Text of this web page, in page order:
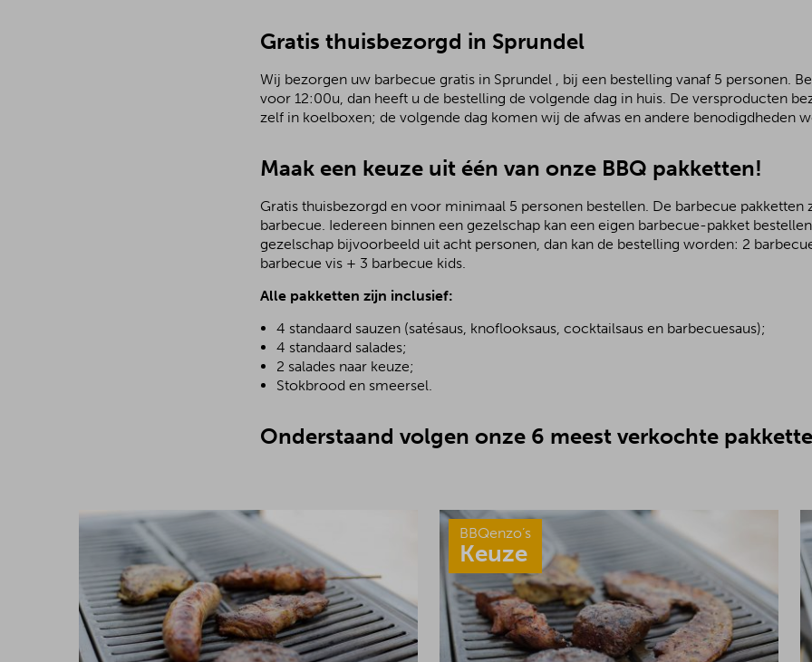
Gratis thuisbezorgd in Sprundel
Wij bezorgen uw barbecue gratis in Sprundel , bij een bestelling vanaf 5 personen.
voor 12:00u, dan heeft u de bestelling de volgende dag in huis. De versproducten
zelf in koelboxen; de volgende dag komen wij de afwas en andere benodigdheden
Maak een keuze uit één van onze BBQ pakketten!
Gratis thuisbezorgd en voor minimaal 5 personen bestellen. De barbecue pakketten
barbecue. Iedereen binnen een gezelschap kan een eigen barbecue-pakket
gezelschap bijvoorbeeld uit acht personen, dan kan de bestelling worden: 2
barbecue vis + 3 barbecue kids.
Alle pakketten zijn inclusief:
4 standaard sauzen (satésaus, knoflooksaus, cocktailsaus en barbecuesaus);
4 standaard salades;
2 salades naar keuze;
Stokbrood en smeersel.
Onderstaand volgen onze 6 meest verkochte
BBQenzo’s
Keuze